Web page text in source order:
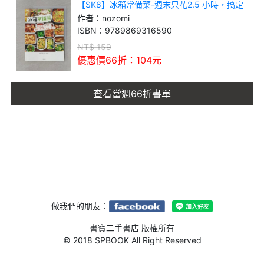
【SK8】冰箱常備菜-週末只花2.5 小時，搞定
一週三餐、便當、點心！
作者： nozomi
ISBN： 9789869316590
NT$159
優惠價66折： 104元
查看當週66折書單
做我們的朋友：
書寶二手書店 版權所有
© 2018 SPBOOK All Right Reserved